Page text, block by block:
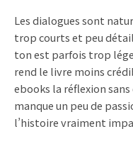
Les dialogues sont
trop courts et peu
ton est parfois trop
rend le livre moins
ebooks la réflexion
manque un peu de
l’histoire vraiment